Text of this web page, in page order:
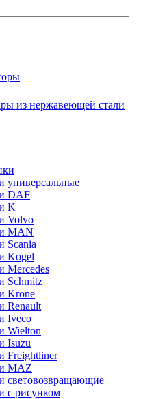
из нержавеющей стали
универсальные
DAF
K
Volvo
MAN
Scania
Kogel
Mercedes
Schmitz
Krone
Renault
Iveco
Wielton
Isuzu
Freightliner
MAZ
световозвращающие
с рисунком